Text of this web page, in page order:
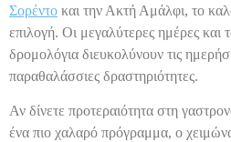
Σορέντο και την Ακτή Αμάλφι, το
επιλογή. Οι μεγαλύτερες ημέρες και
δρομολόγια διευκολύνουν τις
παραθαλάσσιες δραστηριότητες.
Αν δίνετε προτεραιότητα στη
ένα πιο χαλαρό πρόγραμμα, ο